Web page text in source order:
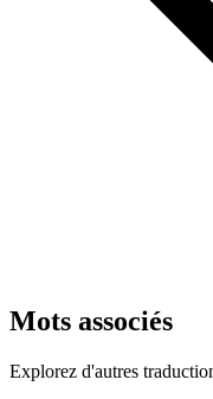
Mots associés
Explorez d'autres